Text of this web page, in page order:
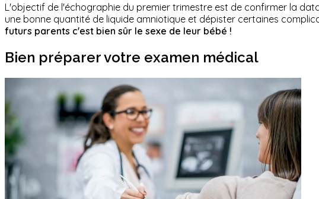
L'objectif de l'échographie du premier trimestre est de confirmer la
une bonne quantité de liquide amniotique et dépister certaines
futurs parents c'est bien sûr le sexe de leur bébé !
Bien préparer votre examen médical